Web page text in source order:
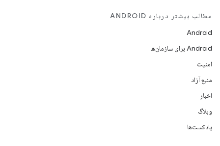
مطالب بیشتر درباره ANDROID
Android
Android برای سازمان‌ها
امنیت
منبع آزاد
اخبار
وبلاگ
پادکست‌ها